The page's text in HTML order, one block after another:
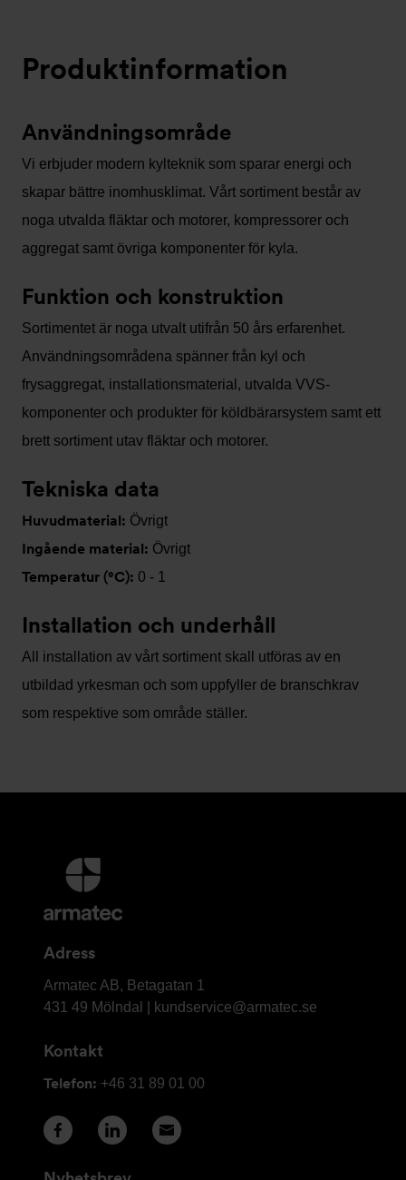
Produktinformation
Användningsområde
Vi erbjuder modern kylteknik som sparar energi och
skapar bättre inomhusklimat. Vårt sortiment består av
noga utvalda fläktar och motorer, kompressorer och
aggregat samt övriga komponenter för kyla.
Funktion och konstruktion
Sortimentet är noga utvalt utifrån 50 års erfarenhet.
Användningsområdena spänner från kyl och
frysaggregat, installationsmaterial, utvalda VVS-
komponenter och produkter för köldbärarsystem samt ett
brett sortiment utav fläktar och motorer.
Tekniska data
Huvudmaterial: Övrigt
Ingående material: Övrigt
Temperatur (°C): 0 - 1
Installation och underhåll
All installation av vårt sortiment skall utföras av en
utbildad yrkesman och som uppfyller de branschkrav
som respektive som område ställer.
Ytterligare
information
och
Adress
Armatec
AB
Armatec AB, Betagatan 1
431 49 Mölndal |
kundservice@armatec.se
Kontakt
Telefon: +46 31 89 01 00